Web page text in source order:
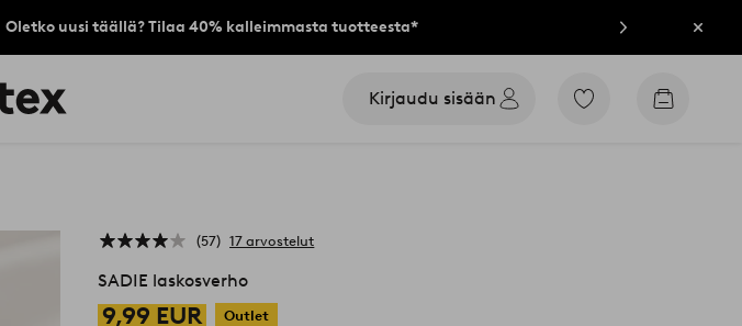
Oletko uusi täällä? Tilaa 40% kalleimmasta tuotteesta* Sulje
Kirjaudu sisään
Siirry
Siirry
57 17 arvostelut
SADIE laskosverho
9,99 EUR
Outlet